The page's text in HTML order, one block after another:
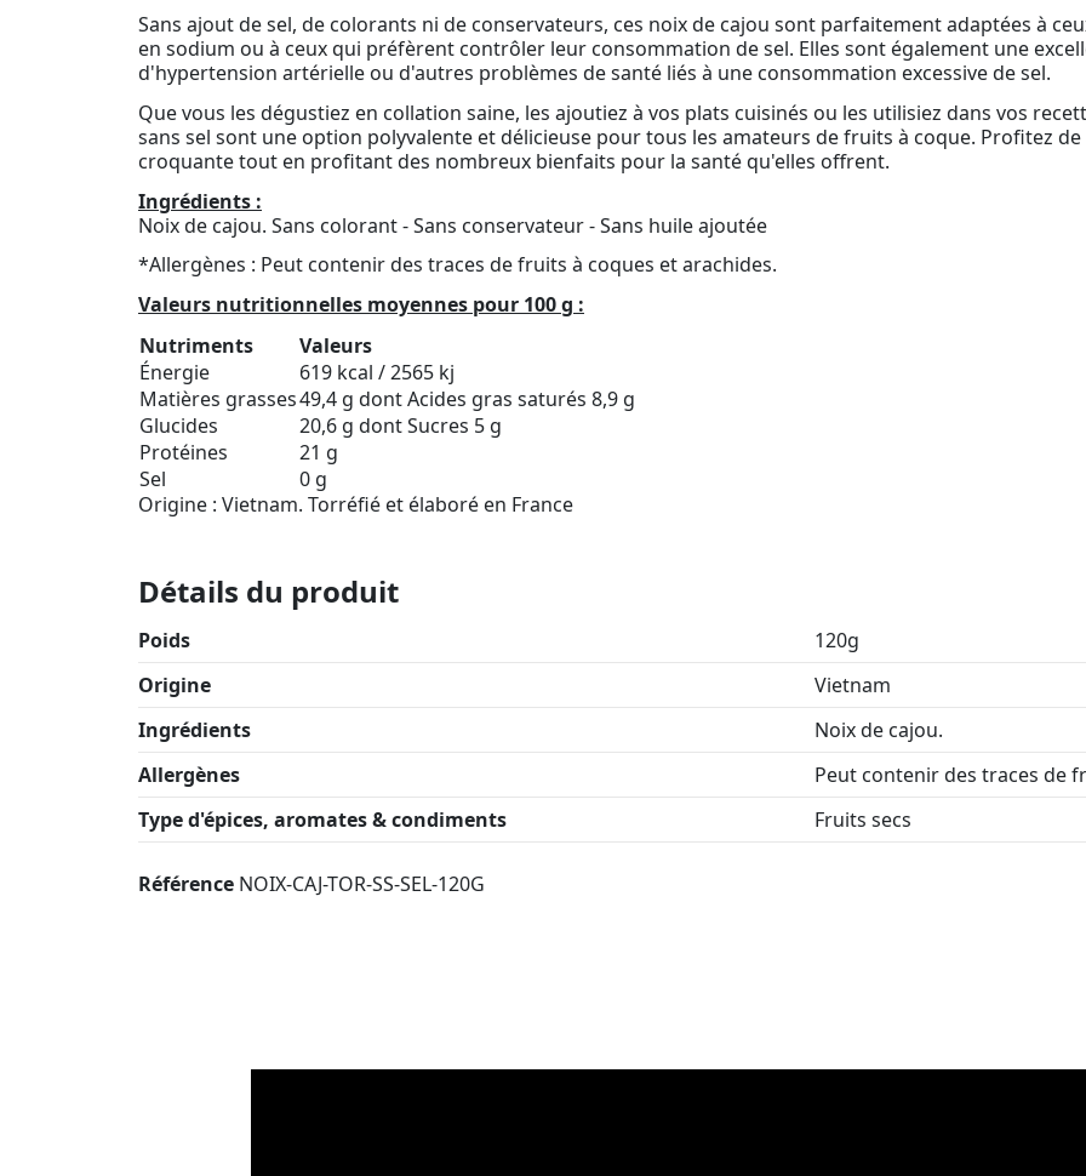
Sans ajout de sel, de colorants ni de conservateurs, ces noix de cajou sont parfaitement adaptées à
en sodium ou à ceux qui préfèrent contrôler leur consommation de sel. Elles sont également une
d'hypertension artérielle ou d'autres problèmes de santé liés à une consommation excessive de sel.
Que vous les dégustiez en collation saine, les ajoutiez à vos plats cuisinés ou les utilisiez dans vos
sans sel sont une option polyvalente et délicieuse pour tous les amateurs de fruits à coque. Profitez
croquante tout en profitant des nombreux bienfaits pour la santé qu'elles offrent.
Ingrédients :
Noix de cajou. Sans colorant - Sans conservateur - Sans huile ajoutée
*Allergènes : Peut contenir des traces de fruits à coques et arachides.
Valeurs nutritionnelles moyennes pour 100 g :
Nutriments
Valeurs
Énergie
619 kcal / 2565 kj
Matières grasses49,4 g dont Acides gras saturés 8,9 g
Glucides
20,6 g dont Sucres 5 g
Protéines
21 g
Sel
0 g
Origine : Vietnam. Torréfié et élaboré en France
Détails du produit
Poids
120g
Origine
Vietnam
Ingrédients
Noix de cajou.
Allergènes
Peut contenir des traces de
Type d'épices, aromates & condiments
Fruits secs
Référence NOIX-CAJ-TOR-SS-SEL-120G